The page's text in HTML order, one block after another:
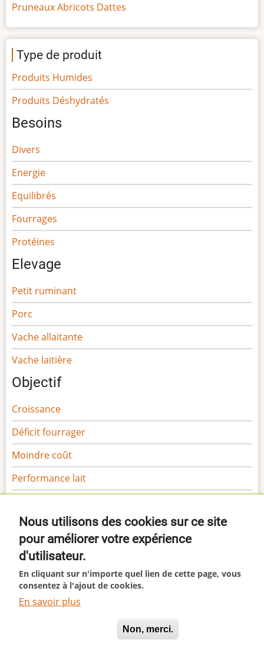
Pruneaux Abricots Dattes
Type de produit
Produits Humides
Produits Déshydratés
Besoins
Divers
Energie
Equilibrés
Fourrages
Protéines
Elevage
Petit ruminant
Porc
Vache allaitante
Vache laitière
Objectif
Croissance
Déficit fourrager
Moindre coût
Performance lait
Sécurité
Gamme Margaron
Gamme Marga
© 2026 Margaron, All rights reserved.
This site uses cookies. By continuing to browse the site
you are agreeing to our use of cookies.
Nous utilisons des cookies sur ce site
pour améliorer votre expérience
d'utilisateur.
En cliquant sur n'importe quel lien de cette page, vous
consentez à l'ajout de cookies.
En savoir plus
Non, merci.